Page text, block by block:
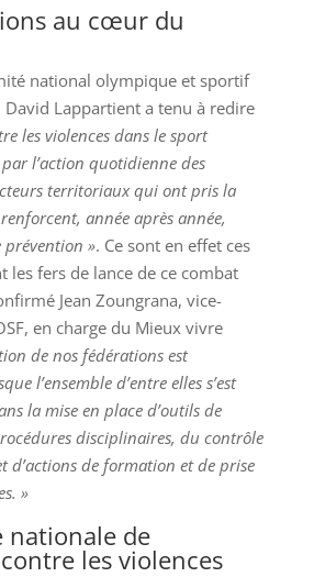
au cœur du
national olympique et sportif
David Lappartient a tenu à redire
les violences dans le sport
par l’action quotidienne des
territoriaux qui ont pris la
année après année,
prévention ». Ce sont en effet ces
les fers de lance de ce combat
Jean Zoungrana, vice-
en charge du Mieux vivre
de nos fédérations est
l’ensemble d’entre elles s’est
la mise en place d’outils de
disciplinaires, du contrôle
d’actions de formation et de prise
»
nationale de
les violences